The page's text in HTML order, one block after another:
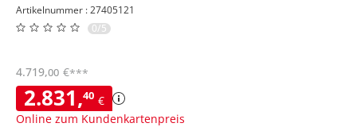
Artikelnummer : 27405121
0/5
2.831,40 €
Online zum Kundenkartenpreis
4.719,00 €***